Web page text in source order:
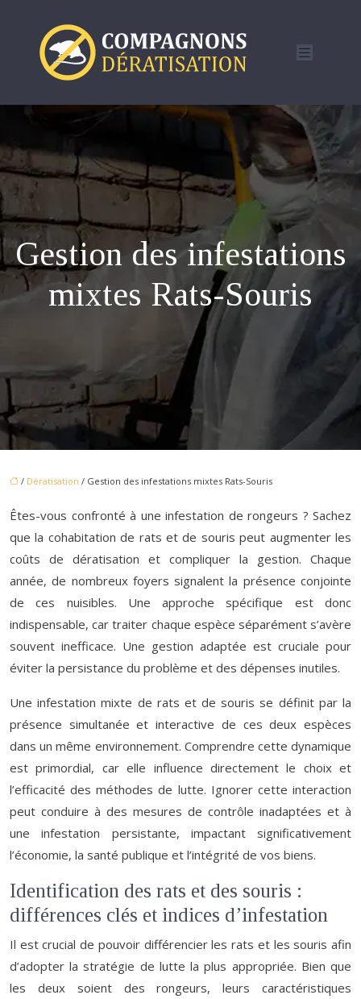
Gestion des infestations
mixtes Rats-Souris
/ Dératisation / Gestion des infestations mixtes Rats-Souris
Êtes-vous confronté à une infestation de rongeurs ? Sachez
que la cohabitation de rats et de souris peut augmenter les
coûts de dératisation et compliquer la gestion. Chaque
année, de nombreux foyers signalent la présence conjointe
de ces nuisibles. Une approche spécifique est donc
indispensable, car traiter chaque espèce séparément s’avère
souvent inefficace. Une gestion adaptée est cruciale pour
éviter la persistance du problème et des dépenses inutiles.
Une infestation mixte de rats et de souris se définit par la
présence simultanée et interactive de ces deux espèces
dans un même environnement. Comprendre cette dynamique
est primordial, car elle influence directement le choix et
l’efficacité des méthodes de lutte. Ignorer cette interaction
peut conduire à des mesures de contrôle inadaptées et à
une infestation persistante, impactant significativement
l’économie, la santé publique et l’intégrité de vos biens.
Identification des rats et des souris :
différences clés et indices d’infestation
Il est crucial de pouvoir différencier les rats et les souris afin
d’adopter la stratégie de lutte la plus appropriée. Bien que
les deux soient des rongeurs, leurs caractéristiques